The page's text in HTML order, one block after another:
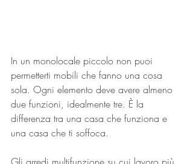
In un monolocale piccolo non puoi
permetterti mobili che fanno una cosa
sola. Ogni elemento deve avere almeno
due funzioni, idealmente tre. È la
differenza tra una casa che funziona e
una casa che ti soffoca.